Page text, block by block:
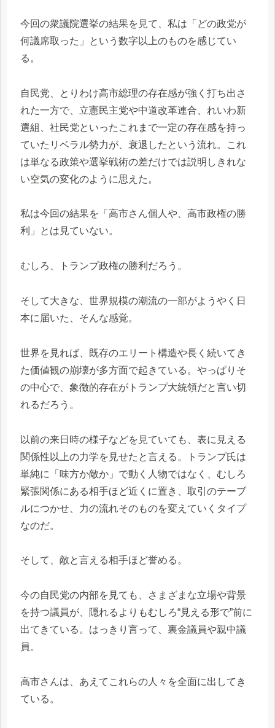
今回の衆議院選挙の結果を見て、私は「どの政党が
何議席取った」という数字以上のものを感じてい
る。
自民党、とりわけ高市総理の存在感が強く打ち出さ
れた一方で、立憲民主党や中道改革連合、れいわ新
選組、社民党といったこれまで一定の存在感を持っ
ていたリベラル勢力が、衰退したという流れ。これ
は単なる政策や選挙戦術の差だけでは説明しきれな
い空気の変化のように思えた。
私は今回の結果を「高市さん個人や、高市政権の勝
利」とは見ていない。
むしろ、トランプ政権の勝利だろう。
そして大きな、世界規模の潮流の一部がようやく日
本に届いた、そんな感覚。
世界を見れば、既存のエリート構造や長く続いてき
た価値観の崩壊が多方面で起きている。やっぱりそ
の中心で、象徴的存在がトランプ大統領だと言い切
れるだろう。
以前の来日時の様子などを見ていても、表に見える
関係性以上の力学を見せたと言える。トランプ氏は
単純に「味方か敵か」で動く人物ではなく、むしろ
緊張関係にある相手ほど近くに置き、取引のテーブ
ルにつかせ、力の流れそのものを変えていくタイプ
なのだ。
そして、敵と言える相手ほど誉める。
今の自民党の内部を見ても、さまざまな立場や背景
を持つ議員が、隠れるよりもむしろ“見える形で”前に
出てきている。はっきり言って、裏金議員や親中議
員。
高市さんは、あえてこれらの人々を全面に出してき
ている。